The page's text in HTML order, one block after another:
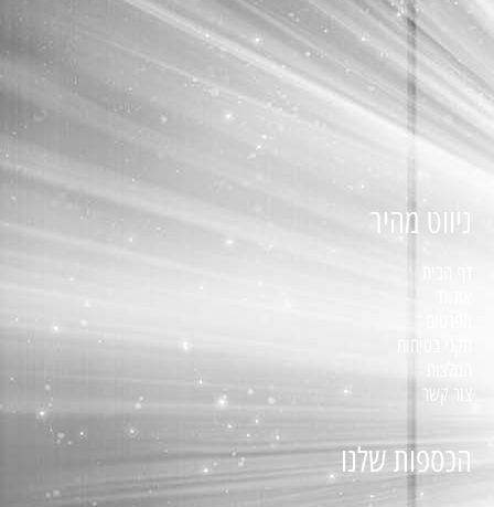
ניווט מהיר
צור קשר
הכספות שלנו